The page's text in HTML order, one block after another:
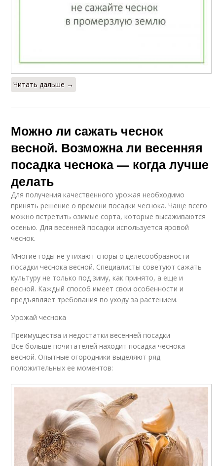
Читать дальше →
Можно ли сажать чеснок
весной. Возможна ли весенняя
посадка чеснока — когда лучше
делать
Для получения качественного урожая необходимо
принять решение о времени посадки чеснока. Чаще всего
можно встретить озимые сорта, которые высаживаются
осенью. Для весенней посадки используется яровой
чеснок.
Многие годы не утихают споры о целесообразности
посадки чеснока весной. Специалисты советуют сажать
культуру не только под зиму, как принято, а еще и
весной. Каждый способ имеет свои особенности и
предъявляет требования по уходу за растением.
Урожай чеснока
Преимущества и недостатки весенней посадки
Все больше почитателей находит посадка чеснока
весной. Опытные огородники выделяют ряд
положительных ее моментов: